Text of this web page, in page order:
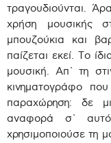
τραγουδιούνται.
χρήση μουσικής
μπουζούκια και
παίζεται εκεί. Το
μουσική. Απ` τη
κινηματογράφο
παραχώρηση: δε
αναφορά σ`
χρησιμοποιούσε τη